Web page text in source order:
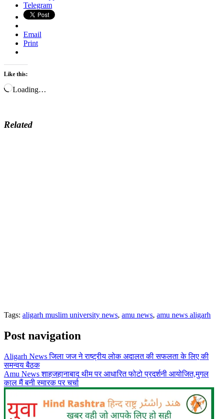
Telegram
Email
Print
Like this:
Loading…
Related
Tags: aligarh muslim university news, amu news, amu news aligarh
Post navigation
Aligarh News जिला जज ने राष्ट्रीय लोक अदालत की सफलता के लिए की
समन्वय बैठक
Amu News शाहजहानाबाद थीम पर आधारित फोटो प्रदर्शनी आयोजित,मुगल
काल मैं बनी स्मारक पर चर्चा